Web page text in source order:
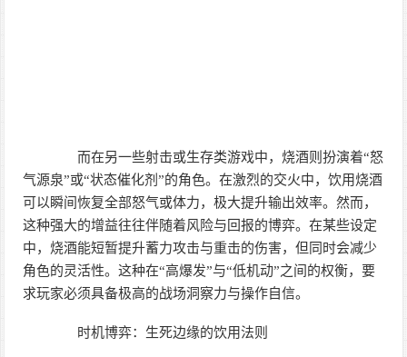
而在另一些射击或生存类游戏中，烧酒则扮演着“怒
气源泉”或“状态催化剂”的角色。在激烈的交火中，饮用烧酒
可以瞬间恢复全部怒气或体力，极大提升输出效率。然而，
这种强大的增益往往伴随着风险与回报的博弈。在某些设定
中，烧酒能短暂提升蓄力攻击与重击的伤害，但同时会减少
角色的灵活性。这种在“高爆发”与“低机动”之间的权衡，要
求玩家必须具备极高的战场洞察力与操作自信。
时机博弈：生死边缘的饮用法则